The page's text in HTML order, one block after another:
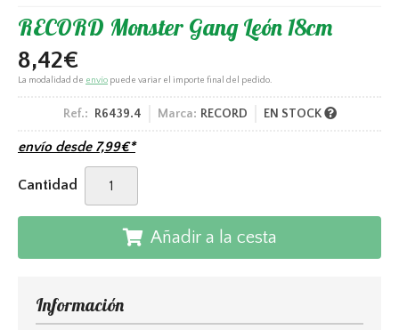
RECORD Monster Gang León 18cm
8,42€
La modalidad de envío puede variar el importe final del pedido.
Ref.: R6439.4 Marca: RECORD EN STOCK
envío desde 7,99€*
Cantidad
Añadir a la cesta
Información